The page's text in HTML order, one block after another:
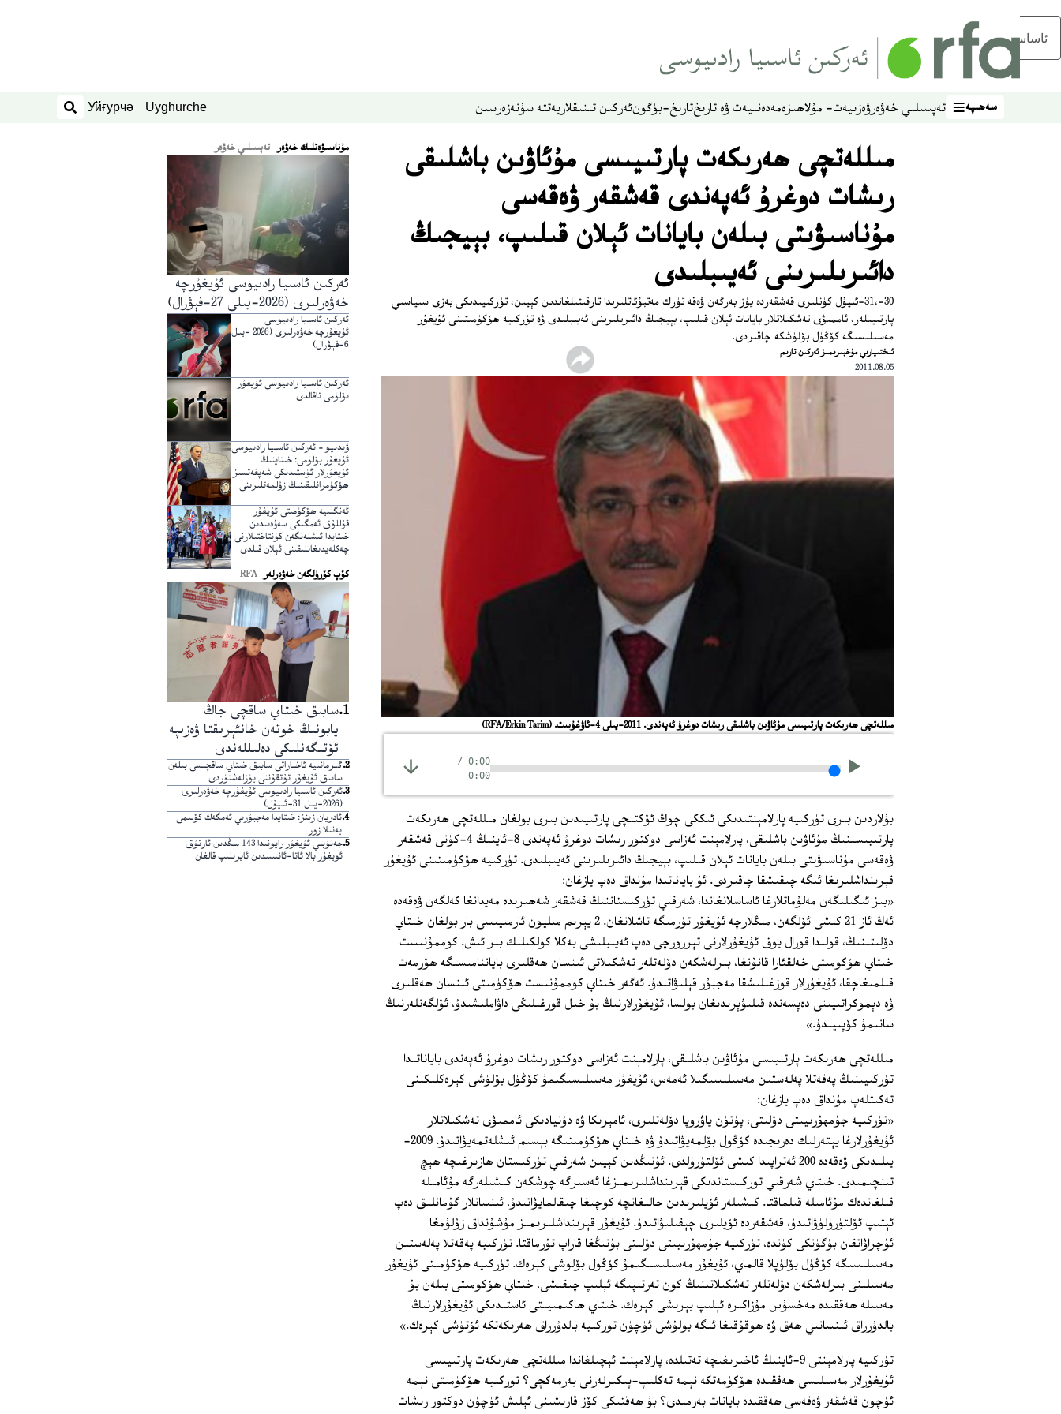
ئاساسلىق مەزمۇنغا ئاتلاڭ
سەھىپە
سەھىپە تەپسىلىي خەۋەرۋەزىيەت- مۇلاھىزەمەدەنىيەت ۋە تارىختارىخ-بۈگۈنئەركىن تىنىقلاريەتتە سۇنەزەرسىن Uyghurche
Уйғурчә
ئىزدەش
مىللەتچى ھەرىكەت پارتىيىسى مۇئاۋىن باشلىقى
رىشات دوغرۇ ئەپەندى قەشقەر ۋەقەسى
مۇناسىۋىتى بىلەن بايانات ئېلان قىلىپ، بېيجىڭ
دائىرىلىرىنى ئەيىبلىدى
30-،31-ئىيۇل كۈنلىرى قەشقەردە يۈز بەرگەن ۋەقە تۈرك مەتبۇئاتلىرىدا تارقىتىلغاندىن كېيىن، تۈركىيىدىكى بەزى سىياسىي
پارتىيىلەر، ئاممىۋى تەشكىلاتلار بايانات ئېلان قىلىپ، بېيجىڭ دائىرىلىرىنى ئەيىبلىدى ۋە تۈركىيە ھۆكۈمىتىنى ئۇيغۇر
مەسىلىسىگە كۆڭۈل بۆلۈشكە چاقىردى.
ئىختىيارىي مۇخبىرىمىز ئەركىن تارىم
2011.08.05
مىللەتچى ھەرىكەت پارتىيىسى مۇئاۋىن باشلىقى رىشات دوغرۇ ئەپەندى. 2011-يىلى 4-ئاۋغۇست. (RFA/Erkin Tarim)
0:00
/
0:00
بۇلاردىن بىرى تۈركىيە پارلامېنتىدىكى ئىككى چوڭ ئۆكتىچى پارتىيىدىن بىرى بولغان مىللەتچى ھەرىكەت
پارتىيىسىنىڭ مۇئاۋىن باشلىقى، پارلامېنت ئەزاسى دوكتور رىشات دوغرۇ ئەپەندى 8-ئاينىڭ 4-كۈنى قەشقەر
ۋەقەسى مۇناسىۋىتى بىلەن بايانات ئېلان قىلىپ، بېيجىڭ دائىرىلىرىنى ئەيىبلىدى. تۈركىيە ھۆكۈمىتىنى ئۇيغۇر
قېرىنداشلىرىغا ئىگە چىقىشقا چاقىردى. ئۇ باياناتىدا مۇنداق دەپ يازغان:
«بىز ئىگىلىگەن مەلۇماتلارغا ئاساسلانغاندا، شەرقىي تۈركىستاننىڭ قەشقەر شەھىرىدە مەيدانغا كەلگەن ۋەقەدە
ئەڭ ئاز 21 كىشى ئۆلگەن، مىڭلارچە ئۇيغۇر تۈرمىگە تاشلانغان. 2 يېرىم مىليون ئارمىيىسى بار بولغان خىتاي
دۆلىتىنىڭ، قولىدا قورال يوق ئۇيغۇرلارنى تېررورچى دەپ ئەيىبلىشى بەكلا كۈلكىلىك بىر ئىش. كوممۇنىست
خىتاي ھۆكۈمىتى خەلقئارا قانۇنغا، بىرلەشكەن دۆلەتلەر تەشكىلاتى ئىنسان ھەقلىرى باياننامىسىگە ھۆرمەت
قىلمىغاچقا، ئۇيغۇرلار قوزغىلىشقا مەجبۇر قېلىۋاتىدۇ. ئەگەر خىتاي كوممۇنىست ھۆكۈمىتى ئىنسان ھەقلىرى
ۋە دېموكراتىيىنى دەپسەندە قىلىۋېرىدىغان بولسا، ئۇيغۇرلارنىڭ بۇ خىل قوزغىلىڭى داۋاملىشىدۇ، ئۆلگەنلەرنىڭ
سانىمۇ كۆپىيىدۇ.»
مىللەتچى ھەرىكەت پارتىيىسى مۇئاۋىن باشلىقى، پارلامېنت ئەزاسى دوكتور رىشات دوغرۇ ئەپەندى باياناتىدا
تۈركىيىنىڭ پەقەتلا پەلەستىن مەسىلىسىگىلا ئەمەس، ئۇيغۇر مەسىلىسىگىمۇ كۆڭۈل بۆلۈشى كېرەكلىكىنى
تەكىتلەپ مۇنداق دەپ يازغان:
«تۈركىيە جۇمھۇرىيىتى دۆلىتى، پۈتۈن ياۋروپا دۆلەتلىرى، ئامېرىكا ۋە دۇنيادىكى ئاممىۋى تەشكىلاتلار
ئۇيغۇرلارغا يېتەرلىك دەرىجىدە كۆڭۈل بۆلمەيۋاتىدۇ ۋە خىتاي ھۆكۈمىتىگە بېسىم ئىشلەتمەيۋاتىدۇ. 2009-
يىلىدىكى ۋەقەدە 200 ئەتراپىدا كىشى ئۆلتۈرۈلدى. ئۇنىڭدىن كېيىن شەرقىي تۈركىستان ھازىرغىچە ھېچ
تىنچىمىدى. خىتاي شەرقىي تۈركىستاندىكى قېرىنداشلىرىمىزغا ئەسىرگە چۈشكەن كىشىلەرگە مۇئامىلە
قىلغاندەك مۇئامىلە قىلماقتا. كىشىلەر ئۆيلىرىدىن خالىغانچە كوچىغا چىقالمايۋاتىدۇ، ئىنسانلار گۇمانلىق دەپ
ئېتىپ ئۆلتۈرۈلۈۋاتىدۇ، قەشقەردە ئۆيلىرى چېقىلىۋاتىدۇ. ئۇيغۇر قېرىنداشلىرىمىز مۇشۇنداق زۇلۇمغا
ئۇچراۋاتقان بۈگۈنكى كۈندە، تۈركىيە جۇمھۇرىيىتى دۆلىتى بۇنىڭغا قاراپ تۇرماقتا. تۈركىيە پەقەتلا پەلەستىن
مەسىلىسىگە كۆڭۈل بۆلۈپلا قالماي، ئۇيغۇر مەسىلىسىگىمۇ كۆڭۈل بۆلۈشى كېرەك. تۈركىيە ھۆكۈمىتى ئۇيغۇر
مەسىلىنى بىرلەشكەن دۆلەتلەر تەشكىلاتىنىڭ كۈن تەرتىپىگە ئېلىپ چىقىشى، خىتاي ھۆكۈمىتى بىلەن بۇ
مەسىلە ھەققىدە مەخسۇس مۇزاكىرە ئېلىپ بېرىشى كېرەك. خىتاي ھاكىمىيىتى ئاستىدىكى ئۇيغۇرلارنىڭ
بالدۇرراق ئىنسانىي ھەق ۋە ھوقۇقىغا ئىگە بولۇشى ئۈچۈن تۈركىيە بالدۇرراق ھەرىكەتكە ئۆتۈشى كېرەك.»
تۈركىيە پارلامېنتى 9-ئاينىڭ ئاخىرىغىچە تەتىلدە، پارلامېنت ئېچىلغاندا مىللەتچى ھەرىكەت پارتىيىسى
ئۇيغۇرلار مەسىلىسى ھەققىدە ھۆكۈمەتكە نېمە تەكلىپ‏-پىكىرلەرنى بەرمەكچى؟ تۈركىيە ھۆكۈمىتى نېمە
ئۈچۈن قەشقەر ۋەقەسى ھەققىدە بايانات بەرمىدى؟ بۇ ھەقتىكى كۆز قارىشىنى ئېلىش ئۈچۈن دوكتور رىشات
ﻣﯘﻧﺎﺳﯩﯟﻩﺗﻠﯩﻚ ﺧﻪﯞﻩﺭ تەپسىلىي خەۋەر
ئەركىن ئاسىيا رادىيوسى ئۇيغۇرچە
خەۋەرلىرى (2026-يىلى 27-فېۋرال)
ئەركىن ئاسىيا رادىيوسى
ئۇيغۇرچە خەۋەرلىرى (2026 -يىل
6-فېۋرال)
ئەركىن ئاسىيا رادىيوسى ئۇيغۇر
بۆلۈمى تاقالدى
ۋىدىيو – ئەركىن ئاسىيا رادىيوسى
ئۇيغۇر بۆلۈمى: خىتاينىڭ
ئۇيغۇرلار ئۈستىدىكى شەپقەتسىز
ھۆكۈمرانلىقىنىڭ زۇلمەتلىرىنى
ئەنگلىيە ھۆكۈمىتى ئۇيغۇر
قۇللۇق ئەمگىكى سەۋەبىدىن
خىتايدا ئىشلەنگەن كۈنتاختىلارنى
چەكلەيدىغانلىقىنى ئېلان قىلدى
كۆپ كۆرۈلگەن خەۋەرلەر
RFA
1
.سابىق خىتاي ساقچى جاڭ
يابونىڭ خوتەن خانئېرىقتا ۋەزىپە
ئۆتىگەنلىكى دەلىللەندى
2
.گېرمانىيە ئاخباراتى سابىق خىتاي ساقچىسى بىلەن
سابىق ئۇيغۇر تۇتقۇننى يۈزلەشتۈردى
3
.ئەركىن ئاسىيا رادىيوسى ئۇيغۇرچە خەۋەرلىرى
(2026-يىل 31-ئىيۇل)
4
.ئادريان زېنز: خىتايدا مەجبۇرىي ئەمگەك كۆلىمى
يەنىلا زور
5
.
جەنۇبىي ئۇيغۇر رايونىدا 143 مىڭدىن ئارتۇق
ئويغۇر بالا ئاتا-ئانىسىدىن ئايرىلىپ قالغان